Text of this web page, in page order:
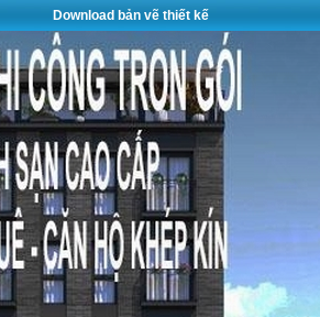
Download bản vẽ thiết kế